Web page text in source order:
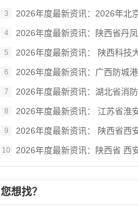
3
2026年度最新资讯：2026年北
4 2026年度最新资讯：陕西省丹凤县棣
5 2026年度最新资讯： 陕西科技大学
6 2026年度最新资讯：广西防城港市港
7 2026年度最新资讯：湖北省消防救援
8 2026年度最新资讯： 江苏省淮安市
9 2026年度最新资讯： 陕西省西安工
10 2026年度最新资讯：陕西省 西安工
您想找？